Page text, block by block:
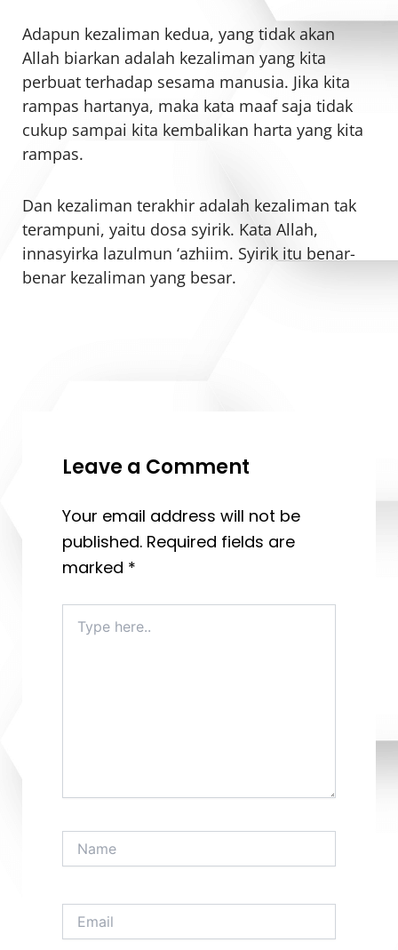
Adapun kezaliman kedua, yang tidak akan
Allah biarkan adalah kezaliman yang kita
perbuat terhadap sesama manusia. Jika kita
rampas hartanya, maka kata maaf saja tidak
cukup sampai kita kembalikan harta yang kita
rampas.
Dan kezaliman terakhir adalah kezaliman tak
terampuni, yaitu dosa syirik. Kata Allah,
innasyirka lazulmun ‘azhiim. Syirik itu benar-
benar kezaliman yang besar.
Leave a Comment
Your email address will not be
published. Required fields are
marked *
here..
Name